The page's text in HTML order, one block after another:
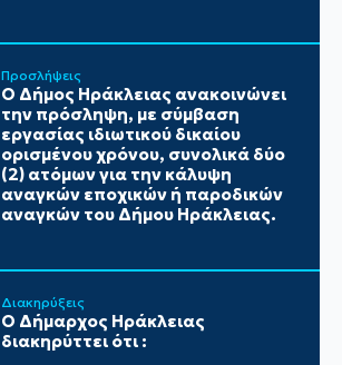
Προσλήψεις
Ο Δήμος Ηράκλειας ανακοινώνει
την πρόσληψη, με σύμβαση
εργασίας ιδιωτικού δικαίου
ορισμένου χρόνου, συνολικά δύο
(2) ατόμων για την κάλυψη
αναγκών εποχικών ή παροδικών
αναγκών του Δήμου Ηράκλειας.
Διακηρύξεις
Ο Δήμαρχος Ηράκλειας
διακηρύττει ότι :